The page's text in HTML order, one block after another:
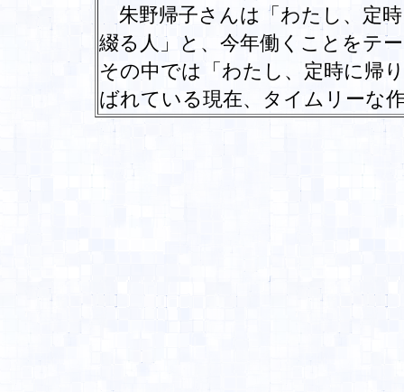
朱野帰子さんは「わたし、定
綴る人」と、今年働くことをテ
その中では「わたし、定時に帰
ばれている現在、タイムリーな